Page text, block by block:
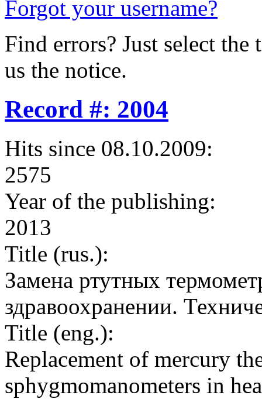
Forgot your username?
Find errors? Just select
us the notice.
Record #: 2004
Hits since 08.10.2009:
2575
Year of the publishing:
2013
Title (rus.):
Замена ртутных
здравоохранении.
Title (eng.):
Replacement of mercury
sphygmomanometers in